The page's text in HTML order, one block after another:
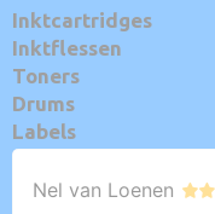
Inktcartridges
Inktflessen
Toners
Drums
Labels